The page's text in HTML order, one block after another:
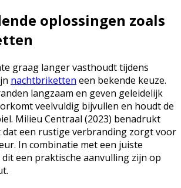
oplossingen zoals
graag langer vasthoudt tijdens
nachtbriketten een bekende keuze.
langzaam en geven geleidelijk
veelvuldig bijvullen en houdt de
Milieu Centraal (2023) benadrukt
een rustige verbranding zorgt voor
In combinatie met een juiste
een praktische aanvulling zijn op